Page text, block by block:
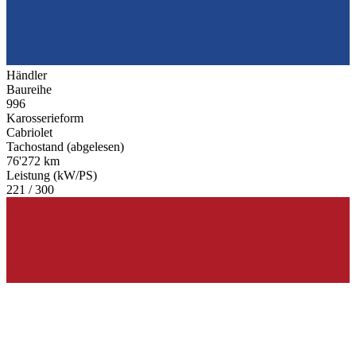
Händler
Baureihe
996
Karosserieform
Cabriolet
Tachostand (abgelesen)
76'272 km
Leistung (kW/PS)
221 / 300